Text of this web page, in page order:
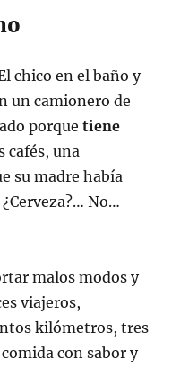
chico en el baño y
un camionero de
porquetiene
cafés, una
su madre había
No…
malos modos y
viajeros,
kilómetros, tres
con sabor y